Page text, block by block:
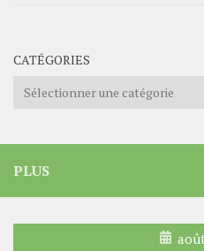
CATÉGORIES
Catégories
PLUS